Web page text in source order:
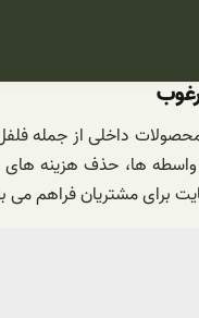
داخلی از جمله
ها، حذف هزینه های
برای مشتریان فراهم می